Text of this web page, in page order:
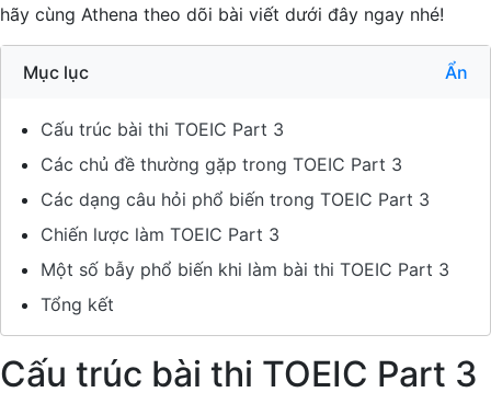
hãy cùng Athena theo dõi bài viết dưới đây ngay nhé!
Mục lục Ẩn
Cấu trúc bài thi TOEIC Part 3
Các chủ đề thường gặp trong TOEIC Part 3
Các dạng câu hỏi phổ biến trong TOEIC Part 3
Chiến lược làm TOEIC Part 3
Một số bẫy phổ biến khi làm bài thi TOEIC Part 3
Tổng kết
Cấu trúc bài thi TOEIC Part 3